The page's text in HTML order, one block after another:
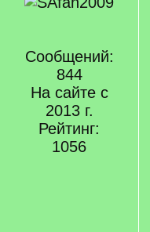
Сообщений:
844
На сайте с
2013 г.
Рейтинг:
1056